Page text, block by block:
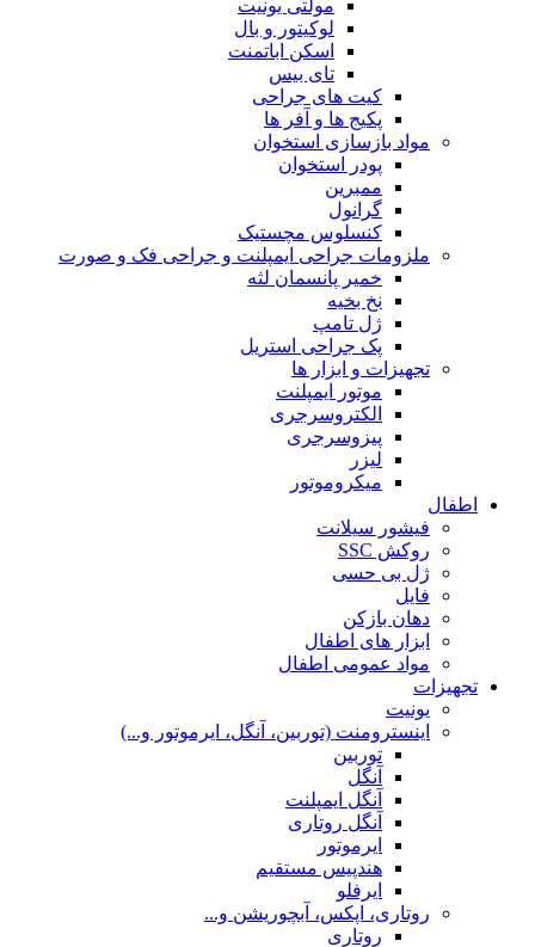
مولتی یونیت
لوکیتور و بال
اسکن اباتمنت
تای بیس
کیت های جراحی
پکیج ها و آفر ها
مواد بازسازی استخوان
پودر استخوان
ممبرین
گرانول
کنسلوس مچستیک
ملزومات جراحی ایمپلنت و جراحی فک و صورت
خمیر پانسمان لثه
نخ بخیه
ژل تامپ
پک جراحی استریل
تجهیزات و ابزار ها
موتور ایمپلنت
الکتروسرجری
پیزوسرجری
لیزر
میکروموتور
اطفال
فیشور سیلانت
روکش SSC
ژل بی حسی
فایل
دهان بازکن
ابزار های اطفال
مواد عمومی اطفال
تجهیزات
یونیت
اینسترومنت (توربین، آنگل، ایرموتور و...)
توربین
آنگل
آنگل ایمپلنت
آنگل روتاری
ایرموتور
هندپیس مستقیم
ایرفلو
روتاری، اپکس، آبچوریشن و...
روتاری